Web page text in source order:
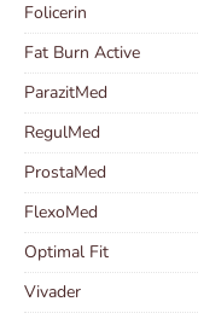
Folicerin
Fat Burn Active
ParazitMed
RegulMed
ProstaMed
FlexoMed
Optimal Fit
Vivader